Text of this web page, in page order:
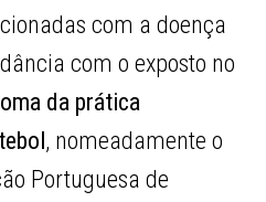
com a doença
com o exposto no
da prática
, nomeadamente o
Portuguesa de